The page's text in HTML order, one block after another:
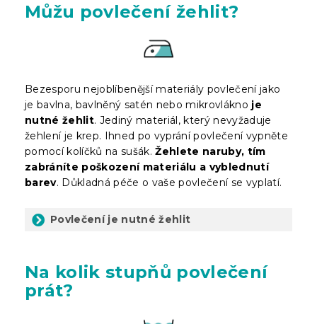
Můžu povlečení žehlit?
Bezesporu nejoblíbenější materiály povlečení jako
je bavlna, bavlněný satén nebo mikrovlákno je
nutné žehlit. Jediný materiál, který nevyžaduje
žehlení je krep. Ihned po vyprání povlečení vypněte
pomocí kolíčků na sušák.Žehlete naruby, tím
zabráníte poškození materiálu a vyblednutí
barev. Důkladná péče o vaše povlečení se vyplatí.
Povlečení je nutné žehlit
Na kolik stupňů povlečení
prát?